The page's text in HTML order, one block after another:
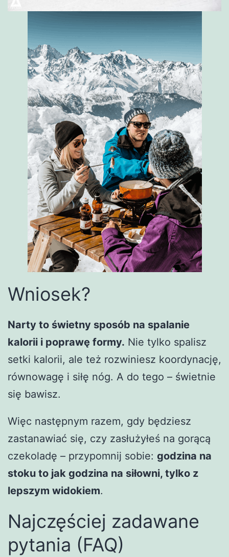
Wniosek?
Narty to świetny sposób na spalanie
kalorii i poprawę formy. Nie tylko spalisz
setki kalorii, ale też rozwiniesz koordynację,
równowagę i siłę nóg. A do tego – świetnie
się bawisz.
Więc następnym razem, gdy będziesz
zastanawiać się, czy zasłużyłeś na gorącą
czekoladę – przypomnij sobie: godzina na
stoku to jak godzina na siłowni, tylko z
lepszym widokiem.
Najczęściej zadawane
pytania (FAQ)